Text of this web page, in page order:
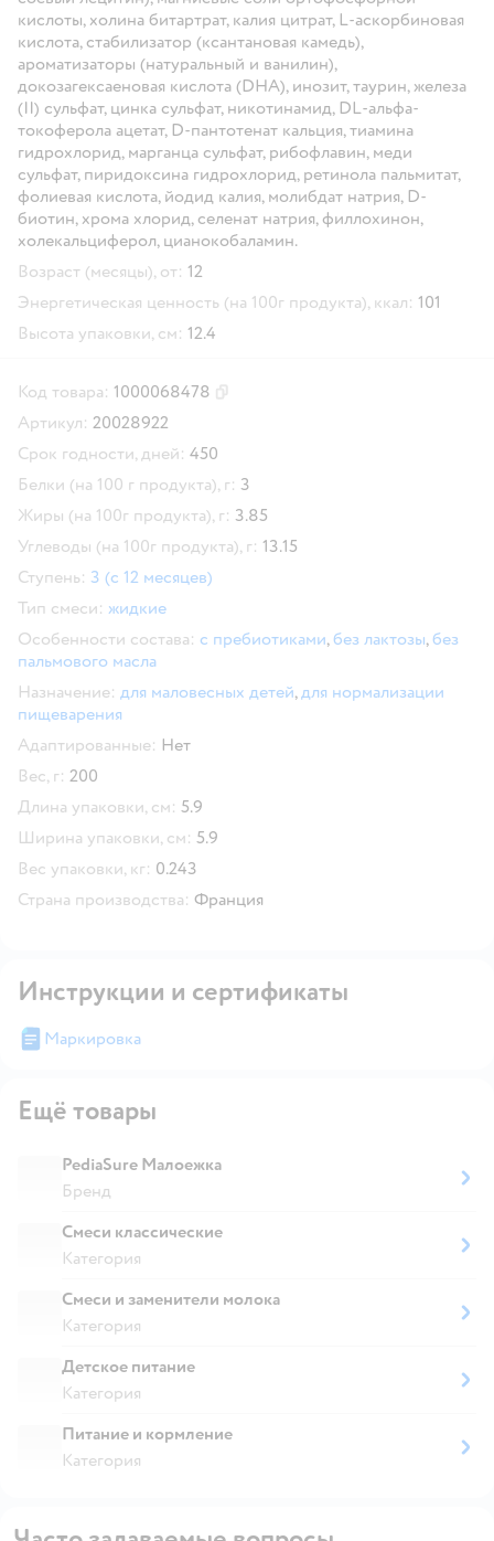
кислоты, холина битартрат, калия цитрат, L-аскорбиновая
кислота, стабилизатор (ксантановая камедь),
ароматизаторы (натуральный и ванилин),
докозагексаеновая кислота (DHA), инозит, таурин, железа
(II) сульфат, цинка сульфат, никотинамид, DL-альфа-
токоферола ацетат, D-пантотенат кальция, тиамина
гидрохлорид, марганца сульфат, рибофлавин, меди
сульфат, пиридоксина гидрохлорид, ретинола пальмитат,
фолиевая кислота, йодид калия, молибдат натрия, D-
биотин, хрома хлорид, селенат натрия, филлохинон,
холекальциферол, цианокобаламин.
Возраст (месяцы), от: 12
Энергетическая ценность (на 100г продукта), ккал: 101
Высота упаковки, см: 12.4
Код товара: 1000068478
Артикул: 20028922
Срок годности, дней: 450
Белки (на 100 г продукта), г: 3
Жиры (на 100г продукта), г: 3.85
Углеводы (на 100г продукта), г: 13.15
Ступень: 3 (с 12 месяцев)
Тип смеси: жидкие
Особенности состава: с пребиотиками,без лактозы,без
пальмового масла
Назначение: для маловесных детей,для нормализации
пищеварения
Адаптированные: Нет
Вес, г: 200
Длина упаковки, см: 5.9
Ширина упаковки, см: 5.9
Вес упаковки, кг: 0.243
Страна производства: Франция
Инструкции и сертификаты
Маркировка
Ещё товары
PediaSure Малоежка
Бренд
Смеси классические
Категория
Смеси и заменители молока
Категория
Детское питание
Категория
Питание и кормление
Категория